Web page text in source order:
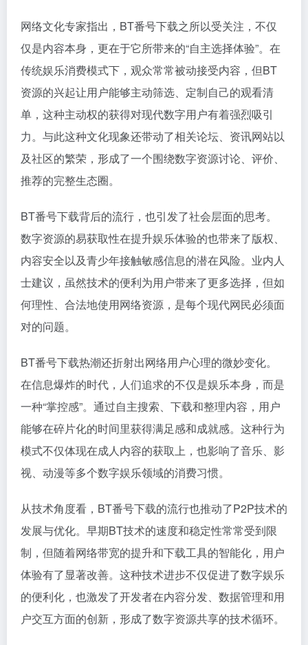
网络文化专家指出，BT番号下载之所以受关注，不仅
仅是内容本身，更在于它所带来的“自主选择体验”。在
传统娱乐消费模式下，观众常常被动接受内容，但BT
资源的兴起让用户能够主动筛选、定制自己的观看清
单，这种主动权的获得对现代数字用户有着强烈吸引
力。与此这种文化现象还带动了相关论坛、资讯网站以
及社区的繁荣，形成了一个围绕数字资源讨论、评价、
推荐的完整生态圈。
BT番号下载背后的流行，也引发了社会层面的思考。
数字资源的易获取性在提升娱乐体验的也带来了版权、
内容安全以及青少年接触敏感信息的潜在风险。业内人
士建议，虽然技术的便利为用户带来了更多选择，但如
何理性、合法地使用网络资源，是每个现代网民必须面
对的问题。
BT番号下载热潮还折射出网络用户心理的微妙变化。
在信息爆炸的时代，人们追求的不仅是娱乐本身，而是
一种“掌控感”。通过自主搜索、下载和整理内容，用户
能够在碎片化的时间里获得满足感和成就感。这种行为
模式不仅体现在成人内容的获取上，也影响了音乐、影
视、动漫等多个数字娱乐领域的消费习惯。
从技术角度看，BT番号下载的流行也推动了P2P技术的
发展与优化。早期BT技术的速度和稳定性常常受到限
制，但随着网络带宽的提升和下载工具的智能化，用户
体验有了显著改善。这种技术进步不仅促进了数字娱乐
的便利化，也激发了开发者在内容分发、数据管理和用
户交互方面的创新，形成了数字资源共享的技术循环。